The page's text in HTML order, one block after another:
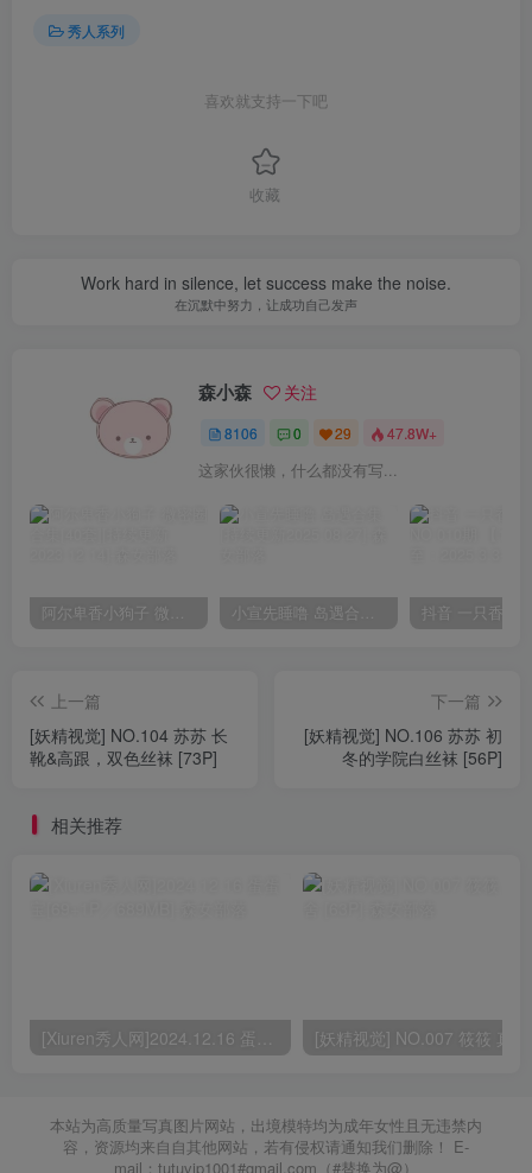
秀人系列
喜欢就支持一下吧
收藏
Work hard in silence, let success make the noise.
在沉默中努力，让成功自己发声
森小森 关注
8106 0 29 47.8W+
这家伙很懒，什么都没有写...
阿尔卑香小狗子 微密圈合集[40套][持续更新2023.12.14] 小宣先睡噜 岛遇合集[持续更新2025.08.27]
上一篇
[妖精视觉] NO.104 苏苏 长
靴&高跟，双色丝袜 [73P]
下一篇
[妖精视觉] NO.106 苏苏 初
冬的学院白丝袜 [56P]
相关推荐
本站为高质量写真图片网站，出境模特均为成年女性且无违禁内
容，资源均来自自其他网站，若有侵权请通知我们删除！ E-
mail：tutuvip1001#gmail.com（#替换为@）